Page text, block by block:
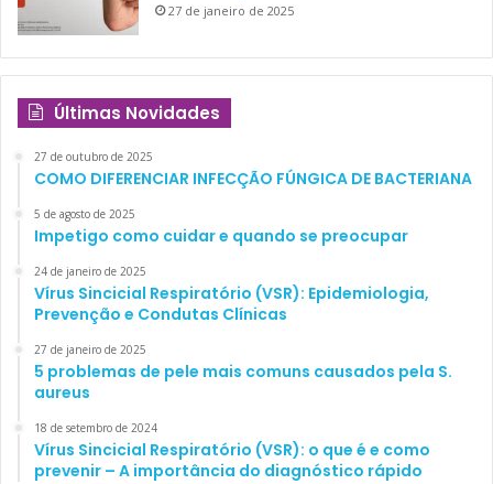
27 de janeiro de 2025
Últimas Novidades
27 de outubro de 2025
COMO DIFERENCIAR INFECÇÃO FÚNGICA DE BACTERIANA
5 de agosto de 2025
Impetigo como cuidar e quando se preocupar
24 de janeiro de 2025
Vírus Sincicial Respiratório (VSR): Epidemiologia,
Prevenção e Condutas Clínicas
27 de janeiro de 2025
5 problemas de pele mais comuns causados pela S.
aureus
18 de setembro de 2024
Vírus Sincicial Respiratório (VSR): o que é e como
prevenir – A importância do diagnóstico rápido